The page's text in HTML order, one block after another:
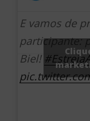
E vamos de
participante:
Biel!